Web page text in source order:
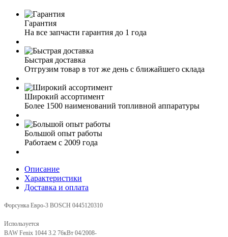
Гарантия
На все запчасти гарантия до 1 года
Быстрая доставка
Отгрузим товар в тот же день с ближайшего склада
Широкий ассортимент
Более 1500 наименований топливной аппаратуры
Большой опыт работы
Работаем с 2009 года
Описание
Характеристики
Доставка и оплата
Форсунка Евро-3 BOSCH 0445120310
Используется
BAW Fenix 1044 3.2 76кВт 04/2008-